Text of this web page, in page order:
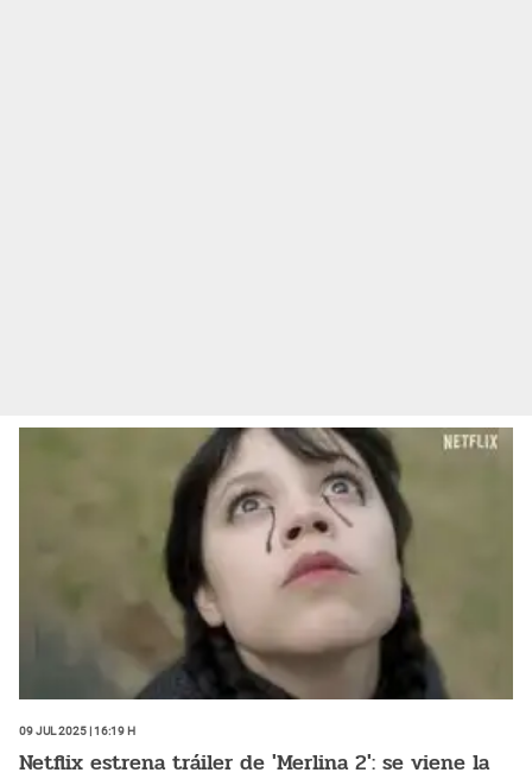
09 Jul 2025 | 16:19 h
Netflix estrena tráiler de 'Merlina 2': se viene la